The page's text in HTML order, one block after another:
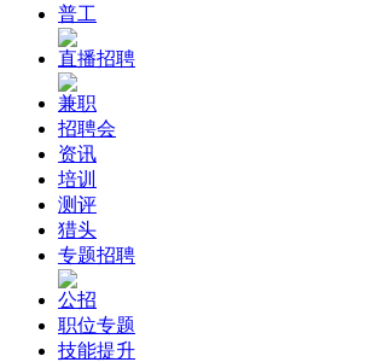
普工
直播招聘
兼职
招聘会
资讯
培训
测评
猎头
专题招聘
公招
职位专题
技能提升